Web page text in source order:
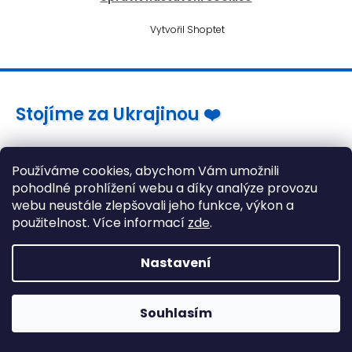
Používáme cookies, abychom Vám umožnili
pohodlné prohlížení webu a díky analýze provozu
webu neustále zlepšovali jeho funkce, výkon a
použitelnost. Více informací zde.
Nastavení
Souhlasím
Vytvořil Shoptet
Stojíme za Ukrajinou ❤️
Jak a čím pomoci »